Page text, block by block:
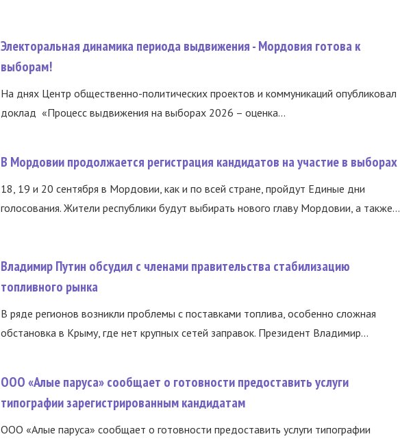
Электоральная динамика периода выдвижения - Мордовия готова к
выборам!
На днях Центр общественно-политических проектов и коммуникаций опубликовал
доклад «Процесс выдвижения на выборах 2026 – оценка...
В Мордовии продолжается регистрация кандидатов на участие в выборах
18, 19 и 20 сентября в Мордовии, как и по всей стране, пройдут Единые дни
голосования. Жители республики будут выбирать нового главу Мордовии, а также...
Владимир Путин обсудил с членами правительства стабилизацию
топливного рынка
В ряде регионов возникли проблемы с поставками топлива, особенно сложная
обстановка в Крыму, где нет крупных сетей заправок. Президент Владимир...
ООО «Алые паруса» сообщает о готовности предоставить услуги
типографии зарегистрированным кандидатам
ООО «Алые паруса» сообщает о готовности предоставить услуги типографии